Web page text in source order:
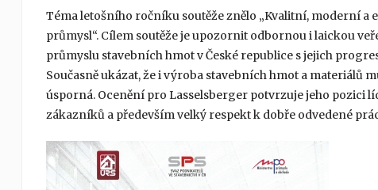
Téma letošního ročníku soutěže znělo „Kvalitní, moderní
průmysl“. Cílem soutěže je upozornit odbornou i laickou
průmyslu stavebních hmot v České republice s jejich
Současně ukázat, že i výroba stavebních hmot a materiálů
úsporná. Ocenění pro Lasselsberger potvrzuje jeho pozici
zákazníků a především velký respekt k dobře odvedené